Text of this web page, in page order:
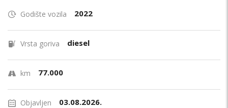
Godište vozila 2022
Vrsta goriva diesel
km 77.000
Objavljen 03.08.2026.